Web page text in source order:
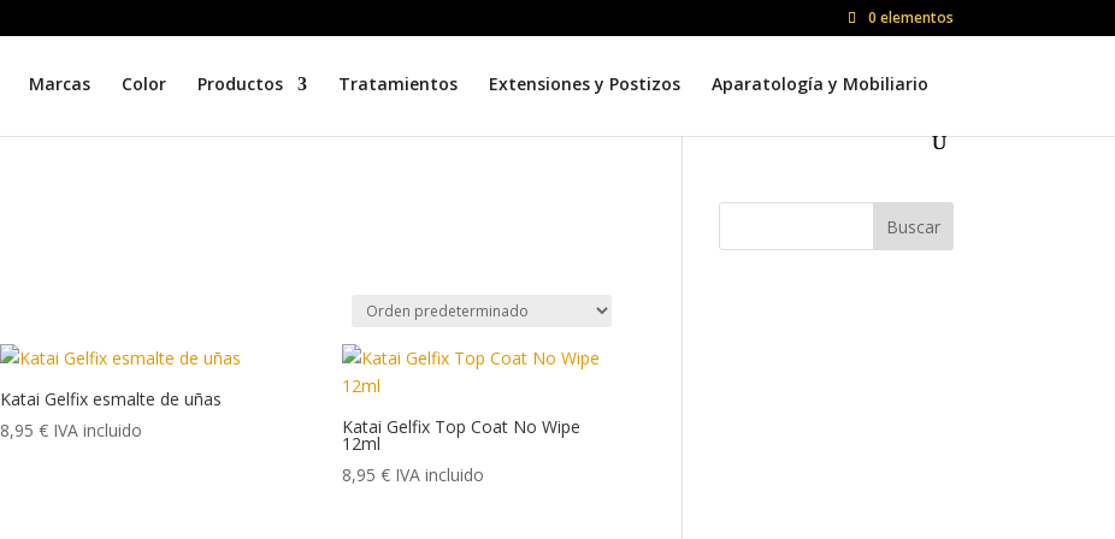
0 elementos
Marcas Color Productos Tratamientos Extensiones y Postizos Aparatología y Mobiliario
Katai Gelfix esmalte de uñas
8,95 € IVA incluido Katai Gelfix Top Coat No Wipe
12ml
8,95 € IVA incluido
Buscar